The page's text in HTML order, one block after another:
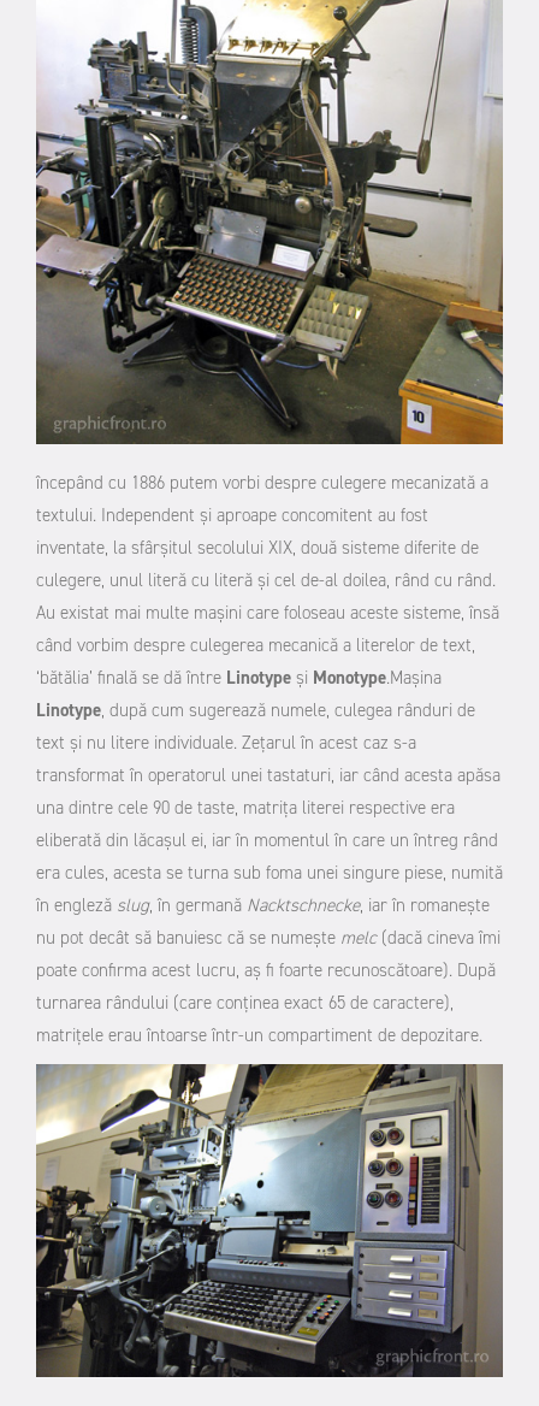
începând cu 1886 putem vorbi despre culegere mecanizată a
textului. Independent și aproape concomitent au fost
inventate, la sfârșitul secolului XIX, două sisteme diferite de
culegere, unul literă cu literă și cel de-al doilea, rând cu rând.
Au existat mai multe mașini care foloseau aceste sisteme, însă
când vorbim despre culegerea mecanică a literelor de text,
‘bătălia’ finală se dă între Linotype și Monotype.Mașina
Linotype, după cum sugerează numele, culegea rânduri de
text și nu litere individuale. Zețarul în acest caz s-a
transformat în operatorul unei tastaturi, iar când acesta apăsa
una dintre cele 90 de taste, matrița literei respective era
eliberată din lăcașul ei, iar în momentul în care un întreg rând
era cules, acesta se turna sub foma unei singure piese, numită
în engleză slug, în germană Nacktschnecke, iar în romanește
nu pot decât să banuiesc că se numește melc(dacă cineva îmi
poate confirma acest lucru, aș fi foarte recunoscătoare). După
turnarea rândului (care conținea exact 65 de caractere),
matrițele erau întoarse într-un compartiment de depozitare.